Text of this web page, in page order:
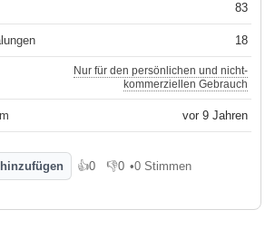
83
18
Nur für den persönlichen und nicht-
kommerziellen Gebrauch
vor 9 Jahren
👍0
Gefällt mir
👎0
Gefällt mir nicht
•0 Stimmen